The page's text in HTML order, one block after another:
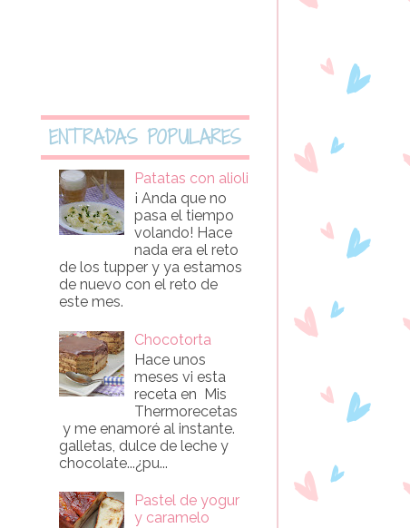
ENTRADAS POPULARES
Patatas con alioli
¡ Anda que no
pasa el tiempo
volando! Hace
nada era el reto
de los tupper y ya estamos
de nuevo con el reto de
este mes.
Chocotorta
Hace unos
meses vi esta
receta en Mis
Thermorecetas
y me enamoré al instante.
galletas, dulce de leche y
chocolate...¿pu...
Pastel de yogur
y caramelo